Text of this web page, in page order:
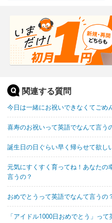
関連する質問
今日は一緒にお祝いできなくてごめ
喜寿のお祝いって英語でなんて言う
誕生日の日ぐらい早く帰らせて欲し
元気にすくすく育ってね！あなたの
言うの？
おめでとうって英語でなんて言うの
「アイドル1000日おめでとう」っ